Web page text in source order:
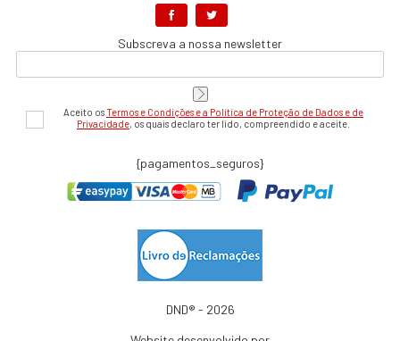
Subscreva a nossa newsletter
Aceito osTermos e Condições e a Política de Proteção de Dados e de
Privacidade , os quais declaro ter lido, compreendido e aceite.
{pagamentos_seguros}
DND® - 2026